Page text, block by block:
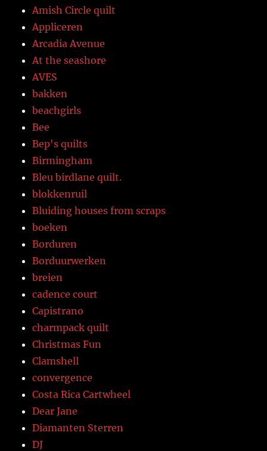
Amish Circle quilt
Appliceren
Arcadia Avenue
At the seashore
AVES
bakken
beachgirls
Bee
Bep's quilts
Birmingham
Bleu birdlane quilt.
blokkenruil
Bluiding houses from scraps
boeken
Borduren
Borduurwerken
breien
cadence court
Capistrano
charmpack quilt
Christmas Fun
Clamshell
convergence
Costa Rica Cartwheel
Dear Jane
Diamanten Sterren
DJ